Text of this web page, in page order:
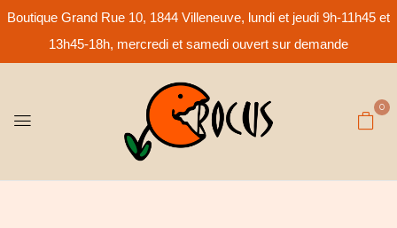
Boutique Grand Rue 10, 1844 Villeneuve, lundi et jeudi 9h-11h45 et
13h45-18h, mercredi et samedi ouvert sur demande
0